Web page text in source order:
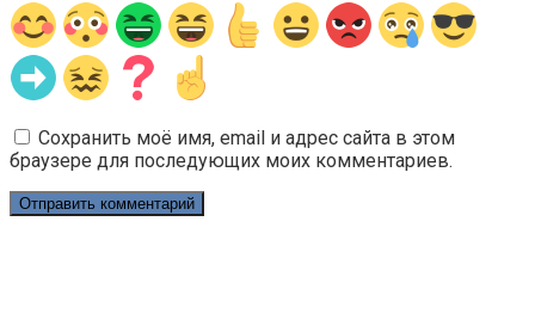
Сохранить моё имя, email и адрес сайта в этом
браузере для последующих моих комментариев.